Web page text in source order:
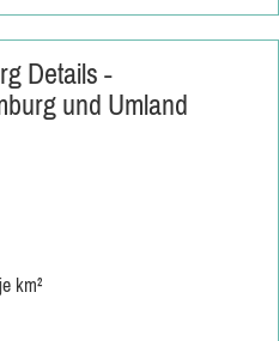
Details -
und Umland
km²